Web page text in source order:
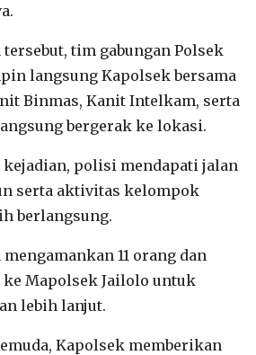
tim gabungan Polsek
langsung Kapolsek bersama
Binmas, Kanit Intelkam, serta
bergerak ke lokasi.
kejadian, polisi mendapati jalan
serta aktivitas kelompok
berlangsung.
11 orang dan
ke Mapolsek Jailolo untuk
lebih lanjut.
Kapolsek memberikan